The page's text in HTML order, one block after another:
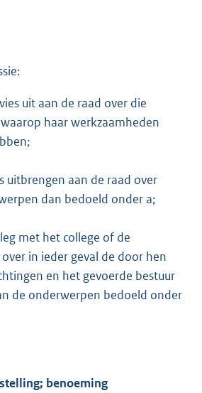
uit aan de raad over die
haar werkzaamheden
uitbrengen aan de raad over
dan bedoeld onder a;
met het college of de
in ieder geval de door hen
en het gevoerde bestuur
de onderwerpen bedoeld onder
benoeming